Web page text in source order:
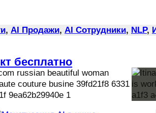
, AI Продажи, AI Сотрудники, NLP,
бесплатно